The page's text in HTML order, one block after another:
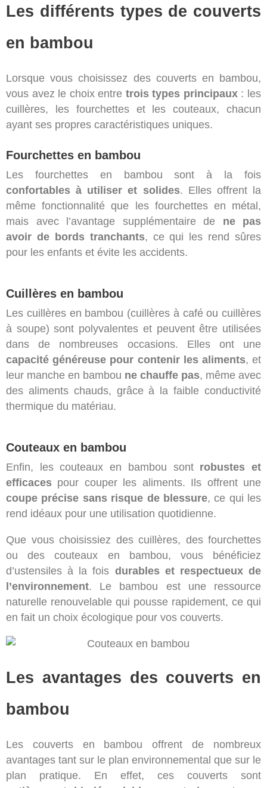
Les différents types de couverts
en bambou
Lorsque vous choisissez des couverts en bambou,
vous avez le choix entre trois types principaux: les
cuillères, les fourchettes et les couteaux, chacun
ayant ses propres caractéristiques uniques.
Fourchettes en bambou
Les fourchettes en bambou sont à la fois
confortables à utiliser et solides. Elles offrent la
même fonctionnalité que les fourchettes en métal,
mais avec l’avantage supplémentaire de ne pas
avoir de bords tranchants, ce qui les rend sûres
pour les enfants et évite les accidents.
Cuillères en bambou
Les cuillères en bambou (cuillères à café ou cuillères
à soupe) sont polyvalentes et peuvent être utilisées
dans de nombreuses occasions. Elles ont une
capacité généreuse pour contenir les aliments, et
leur manche en bambou ne chauffe pas, même avec
des aliments chauds, grâce à la faible conductivité
thermique du matériau.
Couteaux en bambou
Enfin, les couteaux en bambou sont robustes et
efficaces pour couper les aliments. Ils offrent une
coupe précise sans risque de blessure, ce qui les
rend idéaux pour une utilisation quotidienne.
Que vous choisissiez des cuillères, des fourchettes
ou des couteaux en bambou, vous bénéficiez
d’ustensiles à la fois durables et respectueux de
l’environnement. Le bambou est une ressource
naturelle renouvelable qui pousse rapidement, ce qui
en fait un choix écologique pour vos couverts.
Les avantages des couverts en
bambou
Les couverts en bambou offrent de nombreux
avantages tant sur le plan environnemental que sur le
plan pratique. En effet, ces couverts sont